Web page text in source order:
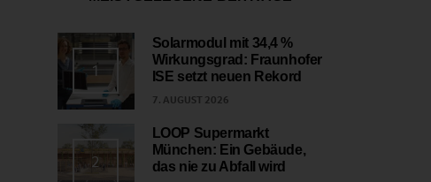
1
Solarmodul mit 34,4 %
Wirkungsgrad: Fraunhofer
ISE setzt neuen Rekord
7. AUGUST 2026
2
LOOP Supermarkt
München: Ein Gebäude,
das nie zu Abfall wird